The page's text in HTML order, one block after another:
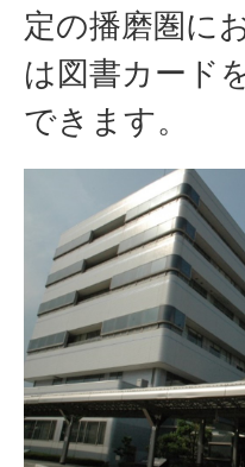
定の播磨圏に
は図書カード
できます。